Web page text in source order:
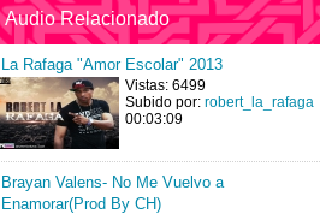
Audio Relacionado
La Rafaga "Amor Escolar" 2013
Vistas: 6499
Subido por: robert_la_rafaga
00:03:09
Brayan Valens- No Me Vuelvo a
Enamorar(Prod By CH)